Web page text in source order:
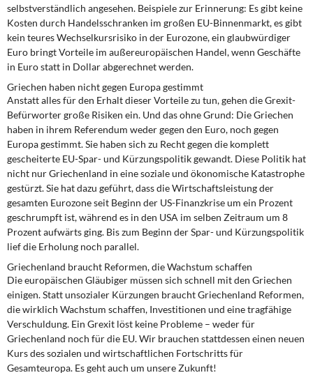
selbstverständlich angesehen. Beispiele zur Erinnerung: Es gibt keine
Kosten durch Handelsschranken im großen EU-Binnenmarkt, es gibt
kein teures Wechselkursrisiko in der Eurozone, ein glaubwürdiger
Euro bringt Vorteile im außereuropäischen Handel, wenn Geschäfte
in Euro statt in Dollar abgerechnet werden.
Griechen haben nicht gegen Europa gestimmt
Anstatt alles für den Erhalt dieser Vorteile zu tun, gehen die Grexit-
Befürworter große Risiken ein. Und das ohne Grund: Die Griechen
haben in ihrem Referendum weder gegen den Euro, noch gegen
Europa gestimmt. Sie haben sich zu Recht gegen die komplett
gescheiterte EU-Spar- und Kürzungspolitik gewandt. Diese Politik hat
nicht nur Griechenland in eine soziale und ökonomische Katastrophe
gestürzt. Sie hat dazu geführt, dass die Wirtschaftsleistung der
gesamten Eurozone seit Beginn der US-Finanzkrise um ein Prozent
geschrumpft ist, während es in den USA im selben Zeitraum um 8
Prozent aufwärts ging. Bis zum Beginn der Spar- und Kürzungspolitik
lief die Erholung noch parallel.
Griechenland braucht Reformen, die Wachstum schaffen
Die europäischen Gläubiger müssen sich schnell mit den Griechen
einigen. Statt unsozialer Kürzungen braucht Griechenland Reformen,
die wirklich Wachstum schaffen, Investitionen und eine tragfähige
Verschuldung. Ein Grexit löst keine Probleme – weder für
Griechenland noch für die EU. Wir brauchen stattdessen einen neuen
Kurs des sozialen und wirtschaftlichen Fortschritts für
Gesamteuropa. Es geht auch um unsere Zukunft!